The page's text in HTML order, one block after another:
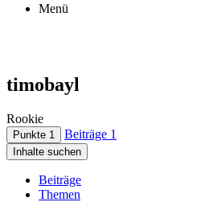
Menü
timobayl
Rookie
Punkte 1 Beiträge 1
Inhalte suchen
Beiträge
Themen